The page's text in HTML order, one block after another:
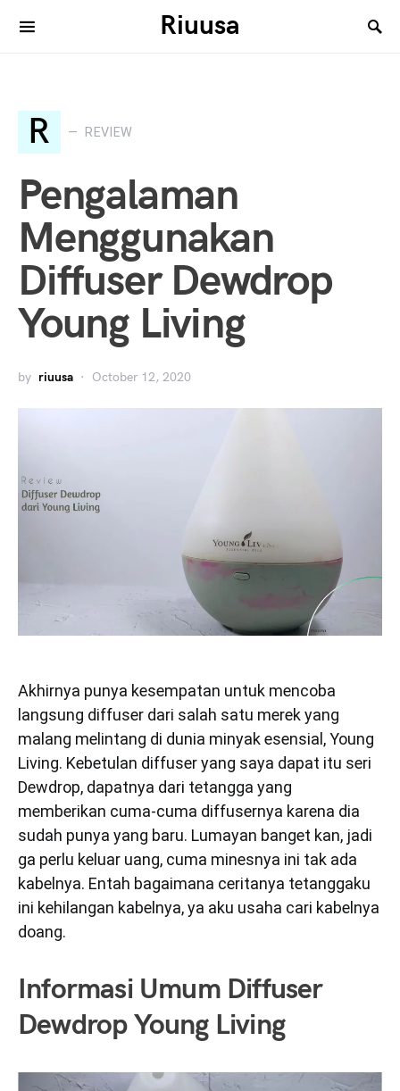
Riuusa
Search for:
R REVIEW
Pengalaman
Menggunakan
Diffuser Dewdrop
Young Living
by riuusa October 12, 2020
Akhirnya punya kesempatan untuk mencoba
langsung diffuser dari salah satu merek yang
malang melintang di dunia minyak esensial, Young
Living. Kebetulan diffuser yang saya dapat itu seri
Dewdrop, dapatnya dari tetangga yang
memberikan cuma-cuma diffusernya karena dia
sudah punya yang baru. Lumayan banget kan, jadi
ga perlu keluar uang, cuma minesnya ini tak ada
kabelnya. Entah bagaimana ceritanya tetanggaku
ini kehilangan kabelnya, ya aku usaha cari kabelnya
doang.
Informasi Umum Diffuser
Dewdrop Young Living